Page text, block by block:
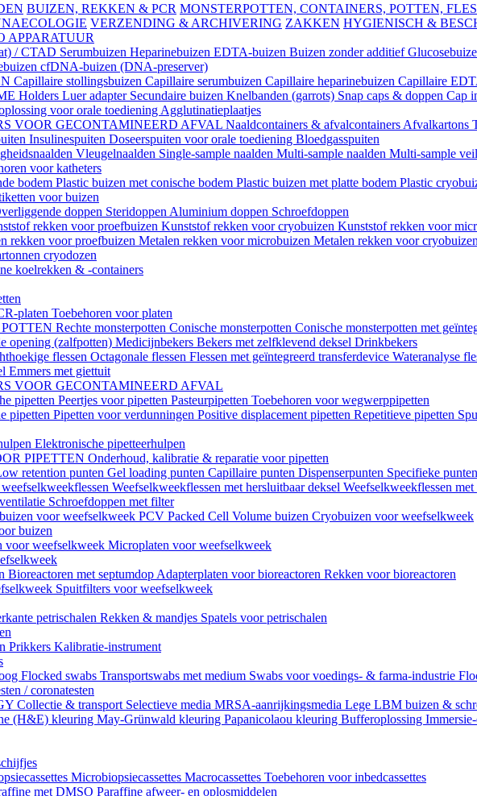
BUIZEN, REKKEN & PCR MONSTERPOTTEN, CONTAINERS, POTTEN,
VERZENDING & ARCHIVERING ZAKKEN HYGIENISCH &
APPARATUUR
/ CTAD Serumbuizen Heparinebuizen EDTA-buizen Buizen zonder additief
cfDNA-buizen (DNA-preserver)
Capillaire stollingsbuizen Capillaire serumbuizen Capillaire heparinebuizen Capillaire
Holders Luer adapter Secundaire buizen Knelbanden (garrots) Snap caps & doppen Cap
voor orale toediening Agglutinatieplaatjes
VOOR GECONTAMINEERD AFVAL Naaldcontainers & afvalcontainers Afvalkartons
Insulinespuiten Doseerspuiten voor orale toediening Bloedgasspuiten
Vleugelnaalden Single-sample naalden Multi-sample naalden Multi-sample
voor katheters
bodem Plastic buizen met conische bodem Plastic buizen met platte bodem Plastic
voor buizen
doppen Steridoppen Aluminium doppen Schroefdoppen
rekken voor proefbuizen Kunststof rekken voor cryobuizen Kunststof rekken voor
rekken voor proefbuizen Metalen rekken voor microbuizen Metalen rekken voor cryobuizen
cryodozen
koelrekken & -containers
platen Toebehoren voor platen
Rechte monsterpotten Conische monsterpotten Conische monsterpotten met
opening (zalfpotten) Medicijnbekers Bekers met zelfklevend deksel Drinkbekers
flessen Octagonale flessen Flessen met geïntegreerd transferdevice Wateranalyse
Emmers met giettuit
VOOR GECONTAMINEERD AFVAL
pipetten Peertjes voor pipetten Pasteurpipetten Toebehoren voor wegwerppipetten
pipetten Pipetten voor verdunningen Positive displacement pipetten Repetitieve pipetten
Elektronische pipetteerhulpen
PIPETTEN Onderhoud, kalibratie & reparatie voor pipetten
retention punten Gel loading punten Capillaire punten Dispenserpunten Specifieke punten
Weefselkweekflessen met hersluitbaar deksel Weefselkweekflessen
Schroefdoppen met filter
voor weefselkweek PCV Packed Cell Volume buizen Cryobuizen voor weefselkweek
buizen
voor weefselkweek Microplaten voor weefselkweek
Bioreactoren met septumdop Adapterplaten voor bioreactoren Rekken voor bioreactoren
Spuitfilters voor weefselkweek
petrischalen Rekken & mandjes Spatels voor petrischalen
Prikkers Kalibratie-instrument
Flocked swabs Transportswabs met medium Swabs voor voedings- & farma-industrie
/ coronatesten
Collectie & transport Selectieve media MRSA-aanrijkingsmedia Lege LBM buizen &
(H&E) kleuring May-Grünwald kleuring Papanicolaou kleuring Bufferoplossing
Microbiopsiecassettes Macrocassettes Toebehoren voor inbedcassettes
met DMSO Paraffine afweer- en oplosmiddelen